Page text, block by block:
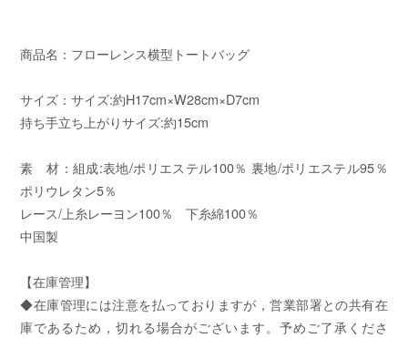
商品名：フローレンス横型トートバッグ
サイズ：サイズ:約H17cm×W28cm×D7cm
持ち手立ち上がりサイズ:約15cm
素 材：組成:表地/ポリエステル100％ 裏地/ポリエステル95％
ポリウレタン5％
レース/上糸レーヨン100％ 下糸綿100％
中国製
【在庫管理】
◆在庫管理には注意を払っておりますが，営業部署との共有在
庫であるため，切れる場合がございます。予めご了承くださ